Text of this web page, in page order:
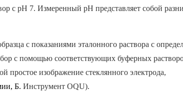
с pH 7. Измеренный pH представляет собой
с показаниями эталонного раствора с
с помощью соответствующих буферных
простое изображение стеклянного электрода,
Б. Инструмент OQU).